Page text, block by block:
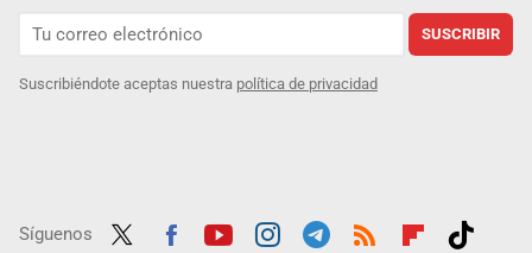
SUSCRIBIR
Suscribiéndote aceptas nuestra política de privacidad
Síguenos